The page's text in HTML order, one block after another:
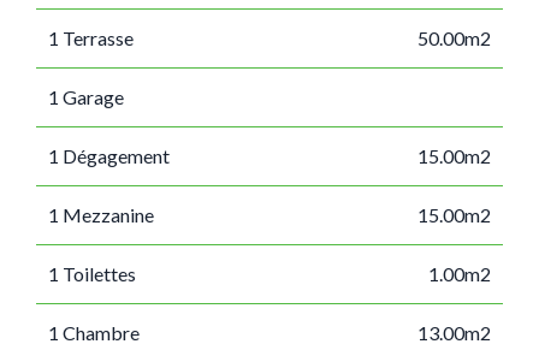
1 Terrasse 50.00m2
1 Garage
1 Dégagement 15.00m2
1 Mezzanine 15.00m2
1 Toilettes 1.00m2
1 Chambre 13.00m2